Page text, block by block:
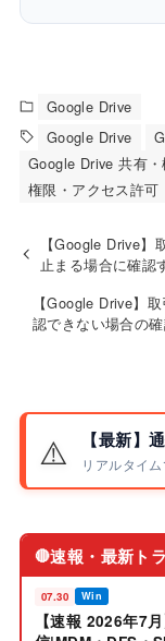
Google Drive
Google Drive
Google Drive 共有・
権限・アクセス許可
【Google Drive
止まる場合に確認
【Google Drive】
認できない場合の
⚠️ 【最新】
リアルタイ
🔴速報・最新ト
07.30 Win
【速報 2026年7